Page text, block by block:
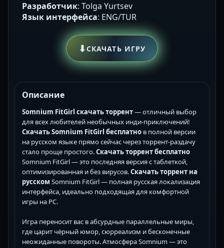
Разработчик: Tolga Yurtsev
Язык интерфейса: ENG/TUR
⬇СКАЧАТЬ ИГРУ
Описание
Somnium FitGirl скачать торрент— отличный выбор
для всех любителей необычных инди-приключений!
Скачать Somnium FitGirl бесплатно в полной версии
на русском языке прямо сейчас через торрент-раздачу
стало проще простого.Скачать торрент бесплатно
Somnium FitGirl — это последняя версия с таблеткой,
оптимизированная и без вирусов.Скачать торрент на
русском Somnium FitGirl — полная русская локализация
интерфейса, идеально подходящая для комфортной
игры на PC.
Игра переносит вас в абсурдные параллельные миры,
где царит чёрный юмор, сюрреализм и бесконечные
неожиданные повороты. Атмосфера Somnium — это